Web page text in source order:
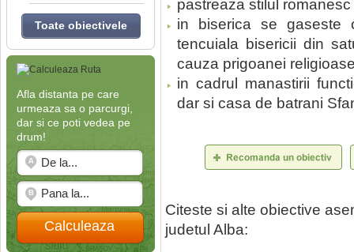
Toate obiectivele
Afla distanta pe care
urmeaza sa o parcurgi,
dar si ce poti vedea pe
drum!
Calculeaza
pastreaza stilul
in biserica se gaseste
tencuiala bisericii din
cauza prigoanei
in cadrul manastirii
dar si casa de batrani
Citeste si alte obiective
judetul Alba: